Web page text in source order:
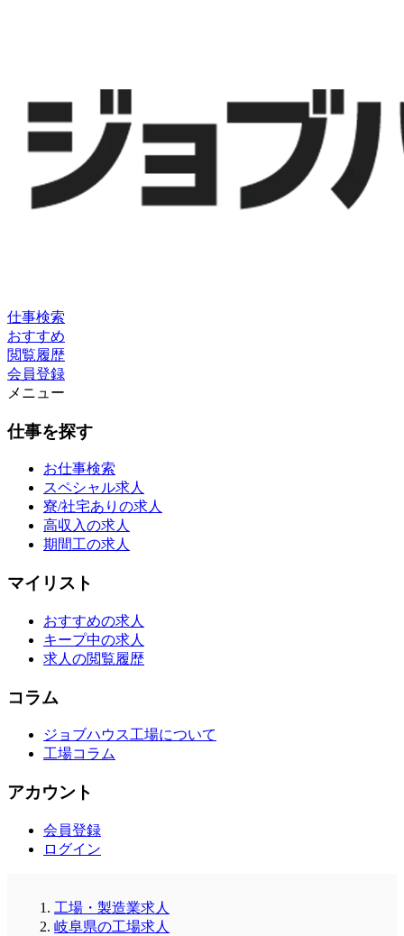
仕事検索
おすすめ
閲覧履歴
会員登録
メニュー
仕事を探す
お仕事検索
スペシャル求人
寮/社宅ありの求人
高収入の求人
期間工の求人
マイリスト
おすすめの求人
キープ中の求人
求人の閲覧履歴
コラム
ジョブハウス工場について
工場コラム
アカウント
会員登録
ログイン
工場・製造業求人
岐阜県の工場求人